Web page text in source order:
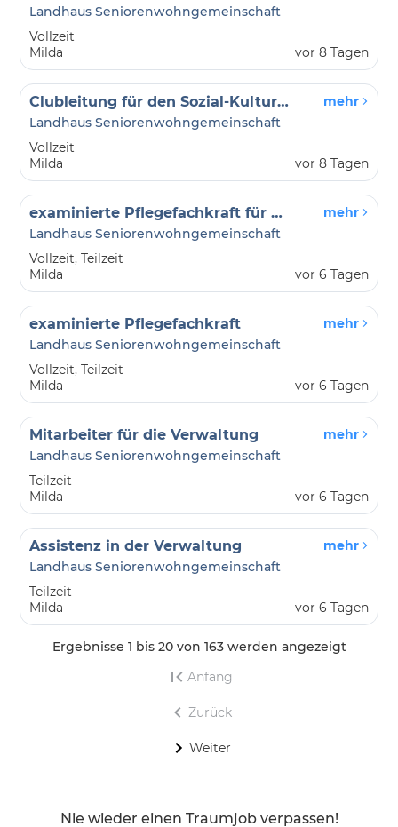
Landhaus Seniorenwohngemeinschaft
Vollzeit
Milda
vor 8 Tagen
Clubleitung für den Sozial-Kulturellen Dienst
Landhaus Seniorenwohngemeinschaft
Vollzeit
Milda
mehr
vor 8 Tagen
examinierte Pflegefachkraft für den Nachtdienst
Landhaus Seniorenwohngemeinschaft
Vollzeit, Teilzeit
Milda
mehr
vor 6 Tagen
examinierte Pflegefachkraft
Landhaus Seniorenwohngemeinschaft
Vollzeit, Teilzeit
Milda
mehr
vor 6 Tagen
Mitarbeiter für die Verwaltung
Landhaus Seniorenwohngemeinschaft
Teilzeit
Milda
mehr
vor 6 Tagen
Assistenz in der Verwaltung
Landhaus Seniorenwohngemeinschaft
Teilzeit
Milda
mehr
vor 6 Tagen
Ergebnisse 1 bis 20 von 163 werden angezeigt
Anfang
Zurück
Weiter
Nie wieder einen Traumjob verpassen!